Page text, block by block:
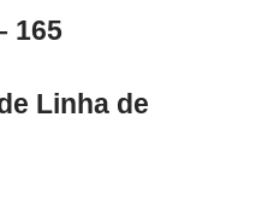
165
Linha de